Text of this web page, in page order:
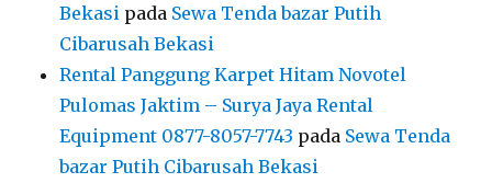
Bekasi pada Sewa Tenda bazar Putih
Cibarusah Bekasi
Rental Panggung Karpet Hitam Novotel
Pulomas Jaktim – Surya Jaya Rental
Equipment 0877-8057-7743 pada Sewa Tenda
bazar Putih Cibarusah Bekasi